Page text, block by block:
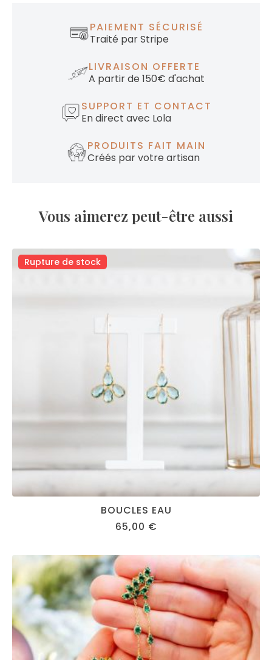
PAIEMENT SÉCURISÉ
Traité par Stripe
LIVRAISON OFFERTE
A partir de 150€ d'achat
SUPPORT ET CONTACT
En direct avec Lola
PRODUITS FAIT MAIN
Créés par votre artisan
Vous aimerez peut-être aussi
Rupture de stock
BOUCLES EAU
65,00 €